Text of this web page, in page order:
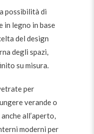
possibilità di
in legno in base
del design
degli spazi,
su misura.
per
verande o
all’aperto,
moderni per